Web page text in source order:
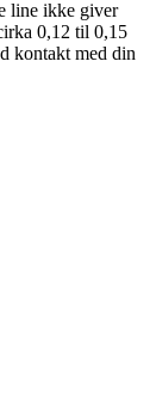
line ikke giver
0,12 til 0,15
kontakt med din